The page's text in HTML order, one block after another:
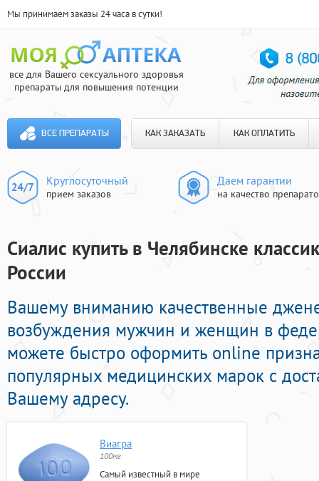
Мы принимаем заказы 24 часа в сутки!
все для Вашего сексуального здоровья
препараты для повышения потенции
ВСЕ ПРЕПАРАТЫ КАК ЗАКАЗАТЬ КАК ОПЛАТИТЬ
Круглосуточный
прием заказов
Даем гарантии
на качество
Сиалис купить в Челябинске
России
Вашему вниманию качественные
возбуждения мужчин и женщин в
можете быстро оформить online
популярных медицинских марок с
Вашему адресу.
Виагра
100мг
Самый известный в мире